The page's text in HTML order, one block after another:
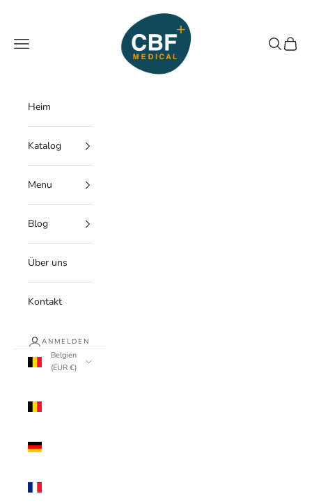
CBF Medical
Menü
Suchen
Heim
Katalog
Menu
Blog
Über uns
Kontakt
ANMELDEN
Belgien
(EUR €)